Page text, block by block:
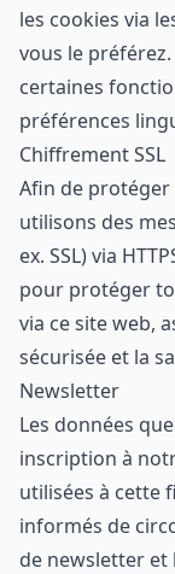
les cookies via
vous le
certaines
préférences
Chiffrement SSL
Afin de
utilisons des
ex. SSL) via
pour protéger
via ce site web,
sécurisée et la
Newsletter
Les données
inscription à
utilisées à cette
informés de
de newsletter et